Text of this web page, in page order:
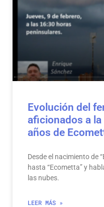
Evolución del
aficionados a
años de
Desde el nacimiento de
hasta “Ecometta” y
las nubes.
LEER MÁS »